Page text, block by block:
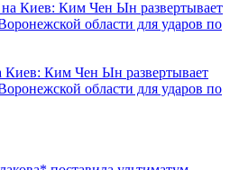
Ким Чен Ын развертывает
области для ударов по